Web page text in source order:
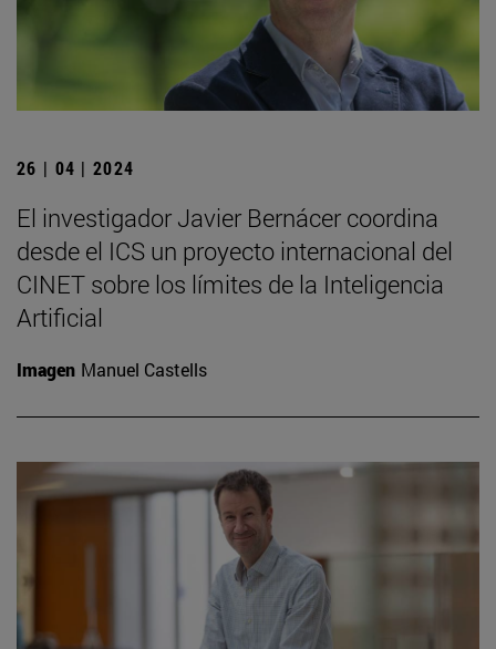
26 | 04 | 2024
El investigador Javier Bernácer coordina
desde el ICS un proyecto internacional del
CINET sobre los límites de la Inteligencia
Artificial
Imagen Manuel Castells